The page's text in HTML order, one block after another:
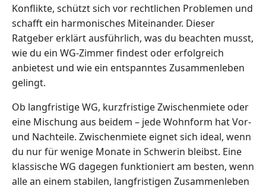
Konflikte, schützt sich vor rechtlichen Problemen und
schafft ein harmonisches Miteinander. Dieser
Ratgeber erklärt ausführlich, was du beachten musst,
wie du ein WG-Zimmer findest oder erfolgreich
anbietest und wie ein entspanntes Zusammenleben
gelingt.
Ob langfristige WG, kurzfristige Zwischenmiete oder
eine Mischung aus beidem – jede Wohnform hat Vor-
und Nachteile. Zwischenmiete eignet sich ideal, wenn
du nur für wenige Monate in Schwerin bleibst. Eine
klassische WG dagegen funktioniert am besten, wenn
alle an einem stabilen, langfristigen Zusammenleben